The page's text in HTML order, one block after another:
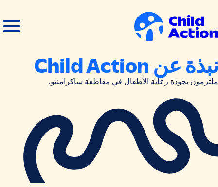
فتح
إغلاق
نبذة عن Child Action
ملتزمون بجودة رعاية الأطفال في مقاطعة ساكرامنتو.